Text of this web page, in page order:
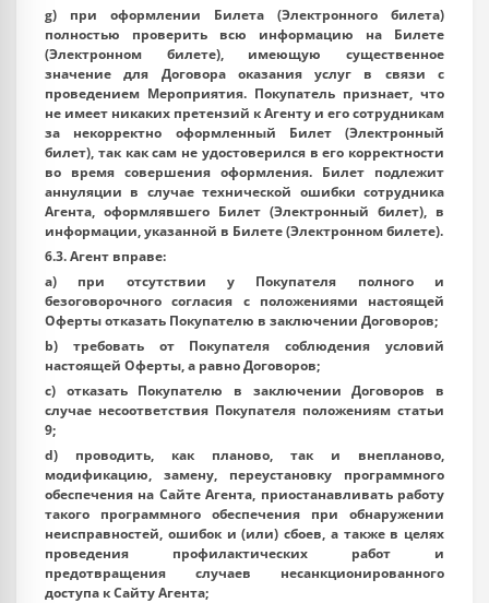
g) при оформлении Билета (Электронного билета)
полностью проверить всю информацию на Билете
(Электронном билете), имеющую существенное
значение для Договора оказания услуг в связи с
проведением Мероприятия. Покупатель признает, что
не имеет никаких претензий к Агенту и его сотрудникам
за некорректно оформленный Билет (Электронный
билет), так как сам не удостоверился в его корректности
во время совершения оформления. Билет подлежит
аннуляции в случае технической ошибки сотрудника
Агента, оформлявшего Билет (Электронный билет), в
информации, указанной в Билете (Электронном билете).
6.3. Агент вправе:
a) при отсутствии у Покупателя полного и
безоговорочного согласия с положениями настоящей
Оферты отказать Покупателю в заключении Договоров;
b) требовать от Покупателя соблюдения условий
настоящей Оферты, а равно Договоров;
c) отказать Покупателю в заключении Договоров в
случае несоответствия Покупателя положениям статьи
9;
d) проводить, как планово, так и внепланово,
модификацию, замену, переустановку программного
обеспечения на Сайте Агента, приостанавливать работу
такого программного обеспечения при обнаружении
неисправностей, ошибок и (или) сбоев, а также в целях
проведения профилактических работ и
предотвращения случаев несанкционированного
доступа к Сайту Агента;